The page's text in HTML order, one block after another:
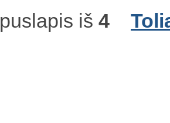
puslapis iš 4